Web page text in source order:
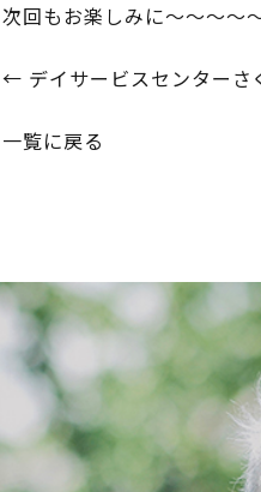
次回もお楽しみに～～～～
投
稿
ゲ
シ
ョ
← デイサービスセンターさ
一覧に戻る